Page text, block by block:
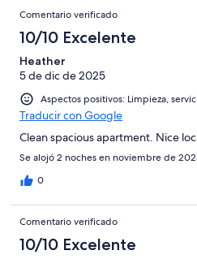
Comentario verificado
10/10 Excelente
Heather
5 de dic de 2025
Aspectos positivos: Limpieza,
Traducir con Google
Clean spacious apartment. Nice
Se alojó 2 noches en noviembre de
0
Comentario verificado
10/10 Excelente